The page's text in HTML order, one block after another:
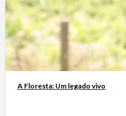
A Floresta: Um legado vivo